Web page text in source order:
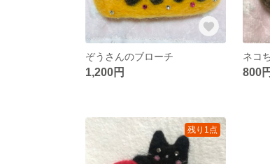
ぞうさんのブローチ
1,200円
ネコ
800円
残り1点